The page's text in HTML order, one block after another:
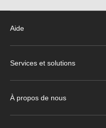
Aide
Services et solutions
À propos de nous